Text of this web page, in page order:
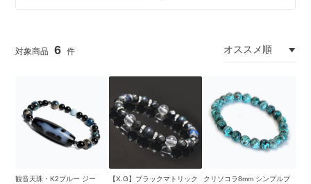
6
観音天珠・K2ブルー ジー
【X.G】ブラックマトリック
クリソコラ8mm シンプルブ